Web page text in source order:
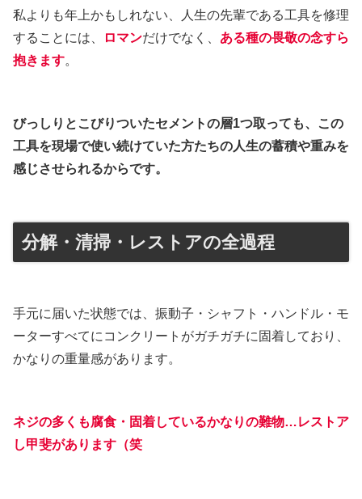
私よりも年上かもしれない、人生の先輩である工具を修理
することには、
ロマンだけでなく、 ある種の畏敬の念すら
抱きます。
びっしりとこびりついたセメントの層1つ取っても、この
工具を現場で使い続けていた方たちの人生の蓄積や重みを
感じさせられるからです。
分解・清掃・レストアの全過程
手元に届いた状態では、振動子・シャフト・ハンドル・モ
ーターすべてにコンクリートがガチガチに固着しており、
かなりの重量感があります。
ネジの多くも腐食・固着しているかなりの難物…レストア
し甲斐があります（笑